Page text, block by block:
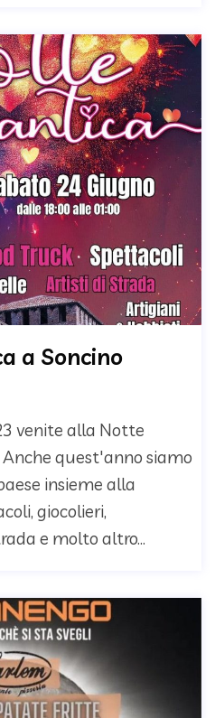
a Soncino
venite alla Notte
quest'anno siamo
insieme alla
giocolieri,
e molto altro...